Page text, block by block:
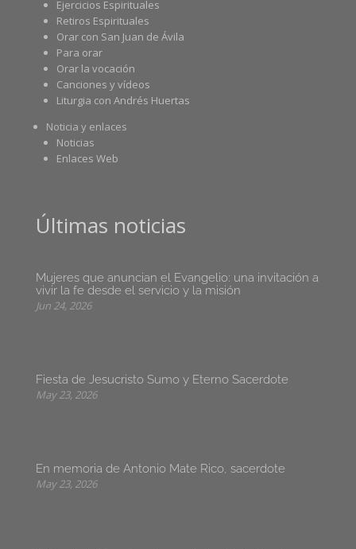
Ejercicios Espirituales
Retiros Espirituales
Orar con San Juan de Ávila
Para orar
Orar la vocación
Canciones y vídeos
Liturgia con Andrés Huertas
Noticia y enlaces
Noticias
Enlaces Web
Últimas noticias
Mujeres que anuncian el Evangelio: una invitación a
vivir la fe desde el servicio y la misión
Jun 24, 2026
Fiesta de Jesucristo Sumo y Eterno Sacerdote
May 23, 2026
En memoria de Antonio Mate Rico, sacerdote
May 23, 2026